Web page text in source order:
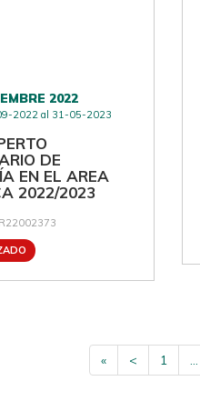
2022
2022 al 31-05-2023
DE
EN EL AREA
2022/2023
« < 1 ...